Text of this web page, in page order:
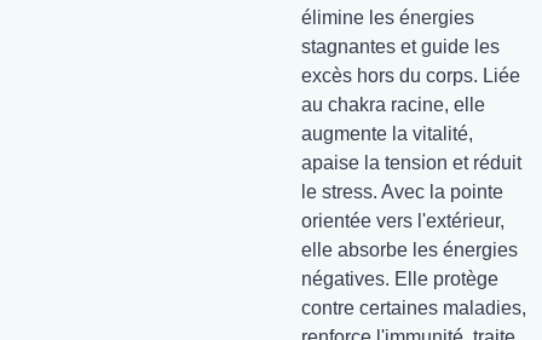
élimine les énergies
stagnantes et guide les
excès hors du corps. Liée
au chakra racine, elle
augmente la vitalité,
apaise la tension et réduit
le stress. Avec la pointe
orientée vers l'extérieur,
elle absorbe les énergies
négatives. Elle protège
contre certaines maladies,